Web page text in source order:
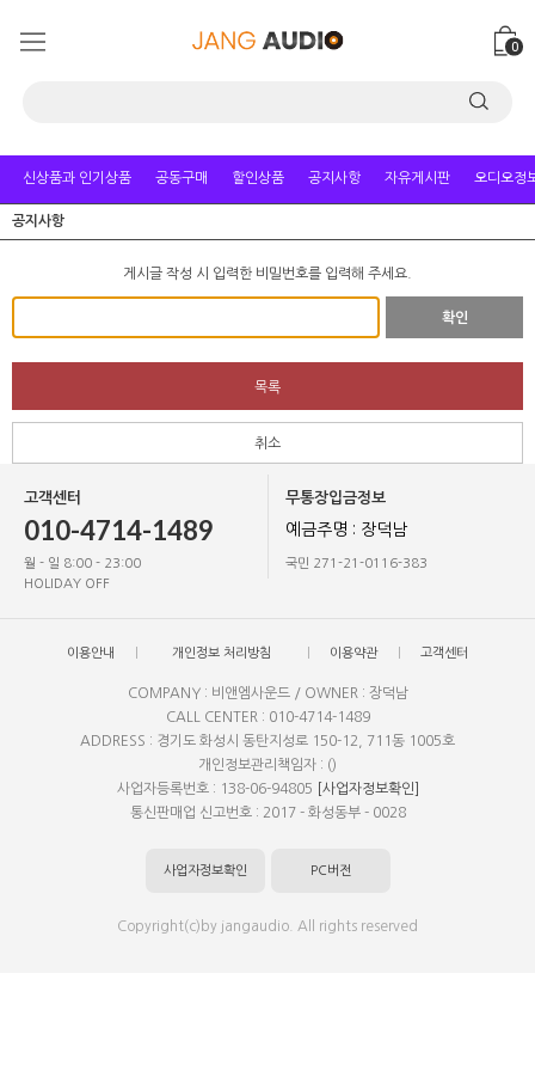
0
신상품과 인기상품 공동구매 할인상품 공지사항 자유게시판 오디오정
공지사항
게시글 작성 시 입력한 비밀번호를 입력해 주세요.
확인
목록
취소
고객센터
010-4714-1489
월 - 일 8:00 - 23:00
HOLIDAY OFF
무통장입금정보
예금주명 : 장덕남
국민 271-21-0116-383
이용안내 개인정보 처리방침 이용약관 고객센터
COMPANY : 비앤엠사운드 / OWNER : 장덕남
CALL CENTER : 010-4714-1489
ADDRESS : 경기도 화성시 동탄지성로 150-12, 711동 1005호
개인정보관리책임자 : ()
사업자등록번호 : 138-06-94805
[사업자정보확인]
통신판매업 신고번호 : 2017 - 화성동부 - 0028
사업자정보확인 PC버전
Copyright(c)by jangaudio. All rights reserved